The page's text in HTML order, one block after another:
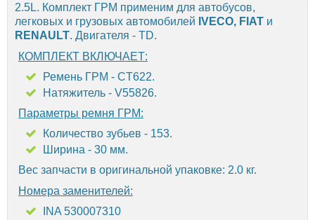
2.5L. Комплект ГРМ применим для автобусов,
легковых и грузовых автомобилей IVECO, FIAT и
RENAULT. Двигателя - TD.
КОМПЛЕКТ ВКЛЮЧАЕТ:
Ремень ГРМ - CT622.
Натяжитель - V55826.
Параметры ремня ГРМ:
Количество зубьев - 153.
Ширина - 30 мм.
Вес запчасти в оригинальной упаковке: 2.0 кг.
Номера заменителей:
INA 530007310